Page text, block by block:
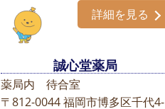
誠心堂薬局
薬局内 待合室
〒812-0044 福岡市博多区千代4-
詳細を見る